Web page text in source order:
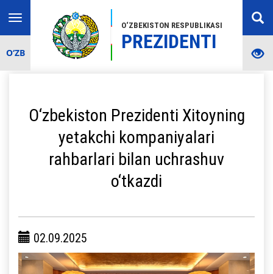
O‘ZBEKISTON RESPUBLIKASI
PREZIDENTI
Toggle
navigation
O‘ZB
O‘zbekiston Prezidenti Xitoyning
yetakchi kompaniyalari
rahbarlari bilan uchrashuv
o‘tkazdi
02.09.2025